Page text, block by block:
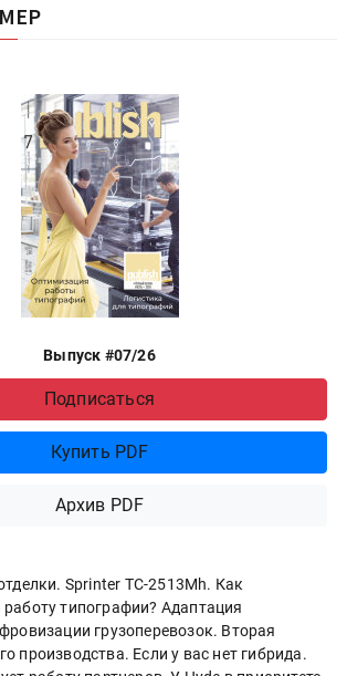
Выпуск #07/26
Подписаться
Купить PDF
Архив PDF
Sprinter ТС-2513Mh. Как
типографии? Адаптация
грузоперевозок. Вторая
производства. Если у вас нет гибрида.